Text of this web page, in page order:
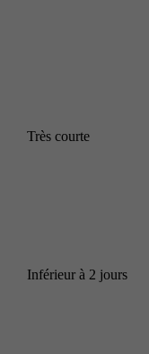
Très courte
Inférieur à 2 jours